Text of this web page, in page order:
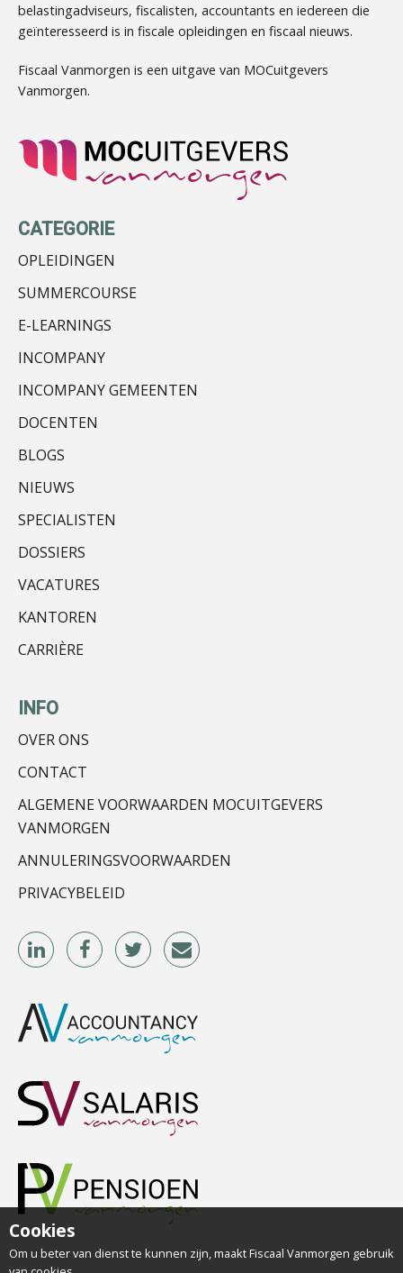
Martijn Bedaux
Rohalt Janssens
Herman van Kesteren
Willem Veldhuizen
belastingadviseurs, fiscalisten, accountants en iedereen die
geïnteresseerd is in fiscale opleidingen en fiscaal nieuws.
Fiscaal Vanmorgen is een uitgave van MOCuitgevers
Vanmorgen.
CATEGORIE
OPLEIDINGEN
SUMMERCOURSE
E-LEARNINGS
INCOMPANY
INCOMPANY GEMEENTEN
DOCENTEN
BLOGS
NIEUWS
SPECIALISTEN
DOSSIERS
VACATURES
KANTOREN
CARRIÈRE
INFO
OVER ONS
CONTACT
ALGEMENE VOORWAARDEN MOCUITGEVERS
VANMORGEN
ANNULERINGSVOORWAARDEN
PRIVACYBELEID
Cookies
Om u beter van dienst te kunnen zijn, maakt Fiscaal Vanmorgen gebruik